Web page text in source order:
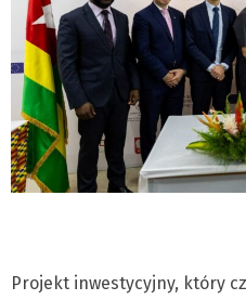
Projekt inwestycyjny, który